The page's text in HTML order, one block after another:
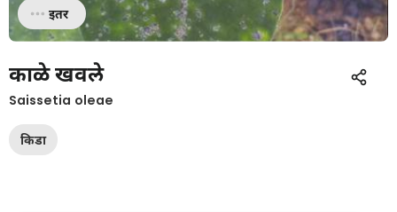
इतर
काळे खवले
Saissetia oleae
किडा